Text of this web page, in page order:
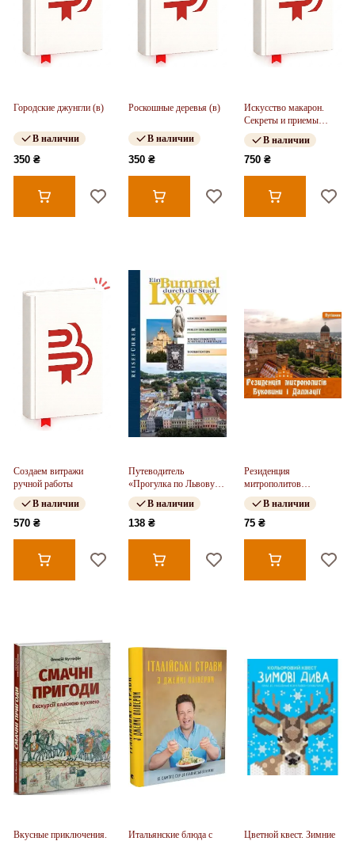
Городские джунгли (в)
В наличии
350 ₴
Роскошные деревья (в)
В наличии
350 ₴
Искусство макарон.
Секреты и приемы
приготовления
идеального десерта
В наличии
750 ₴
Создаем витражи
ручной работы
В наличии
570 ₴
Путеводитель
«Прогулка по Львову»
(на нем. яз.)
В наличии
138 ₴
Резиденция
митрополитов
Буковины и Далмации.
Путеводитель
В наличии
75 ₴
Вкусные приключения.
Итальянские блюда с
Цветной квест. Зимние